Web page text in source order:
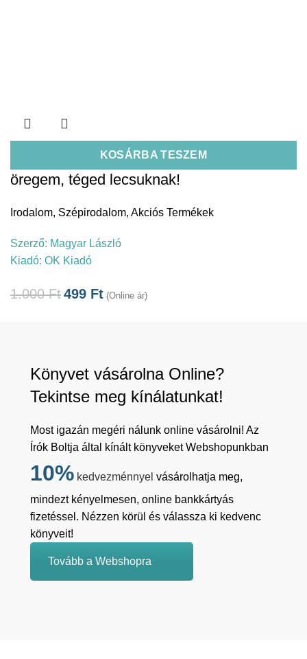
KOSÁRBA TESZEM
öregem, téged lecsuknak!
Irodalom, Szépirodalom, Akciós Termékek
Szerző: Magyar László
Kiadó: OK Kiadó
1.000Ft499 Ft (Online ár)
Könyvet vásárolna Online?
Tekintse meg kínálatunkat!
Most igazán megéri nálunk online vásárolni! Az
Írók Boltja által kínált könyveket Webshopunkban
10% kedvezménnyel vásárolhatja meg,
mindezt kényelmesen, online bankkártyás
fizetéssel. Nézzen körül és válassza ki kedvenc
könyveit!
Tovább a Webshopra